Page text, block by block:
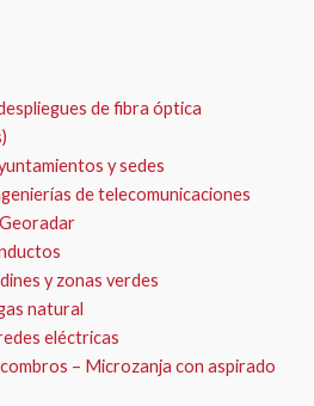
de fibra óptica
y sedes
de telecomunicaciones
y zonas verdes
natural
eléctricas
– Microzanja con aspirado